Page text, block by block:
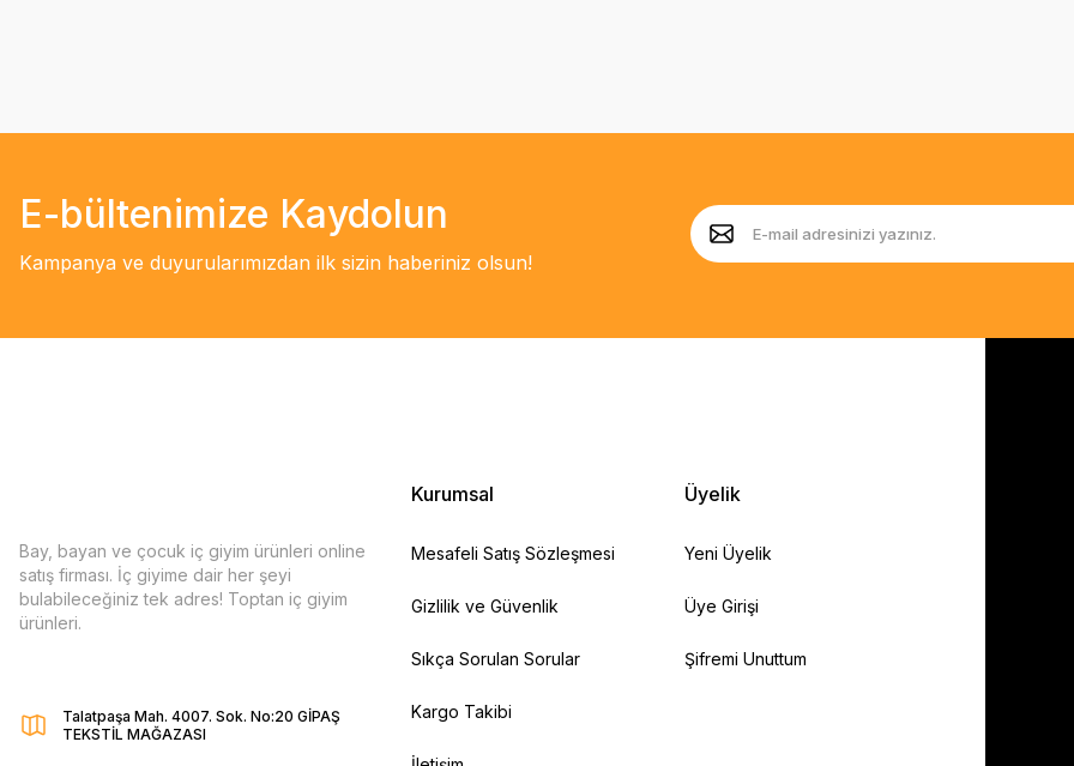
E-bültenimize Kaydolun
Kampanya ve duyurularımızdan ilk sizin haberiniz olsun!
Bay, bayan ve çocuk iç giyim ürünleri online
satış firması. İç giyime dair her şeyi
bulabileceğiniz tek adres! Toptan iç giyim
ürünleri.
Talatpaşa Mah. 4007. Sok. No:20 GİPAŞ
TEKSTİL MAĞAZASI
Kurumsal
Mesafeli Satış Sözleşmesi
Gizlilik ve Güvenlik
Sıkça Sorulan Sorular
Kargo Takibi
Üyelik
Yeni Üyelik
Üye Girişi
Şifremi Unuttum